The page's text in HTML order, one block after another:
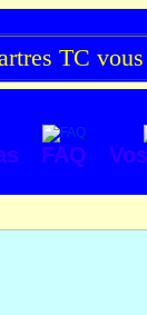
TC
FAQ